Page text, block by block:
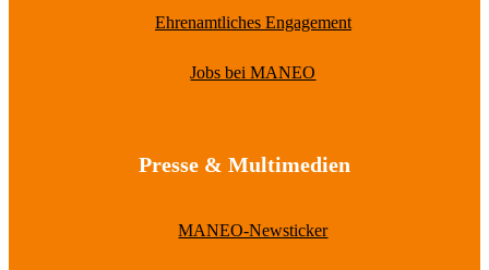
Ehrenamtliches Engagement
Jobs bei MANEO
Presse & Multimedien
MANEO-Newsticker